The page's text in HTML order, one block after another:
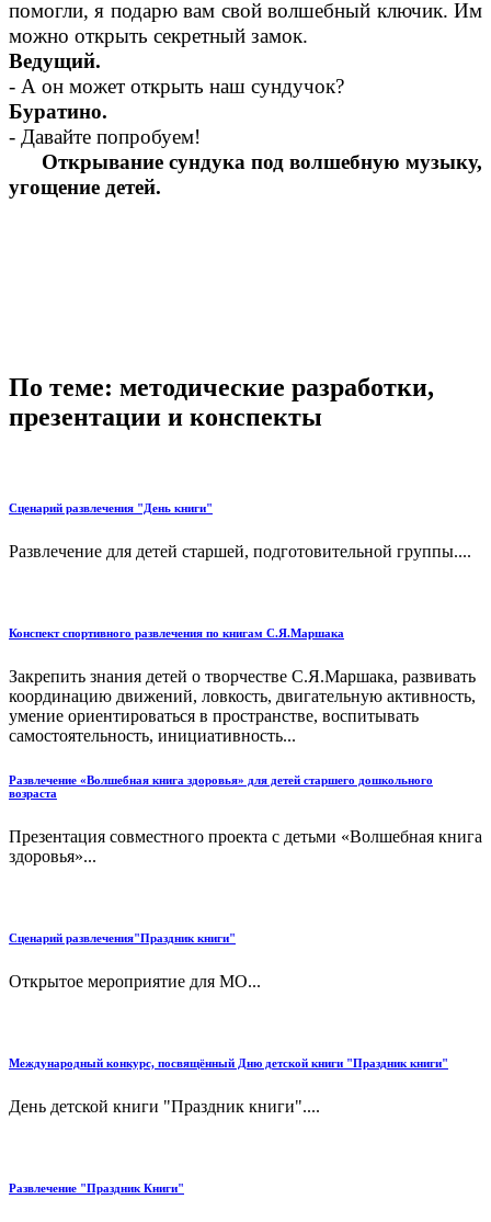
помогли, я подарю вам свой волшебный ключик. Им
можно открыть секретный замок.
Ведущий.
- А он может открыть наш сундучок?
Буратино.
- Давайте попробуем!
Открывание сундука под волшебную музыку,
угощение детей.
По теме: методические разработки,
презентации и конспекты
Сценарий развлечения "День книги"
Развлечение для детей старшей, подготовительной группы....
Конспект спортивного развлечения по книгам С.Я.Маршака
Закрепить знания детей о творчестве С.Я.Маршака, развивать
координацию движений, ловкость, двигательную активность,
умение ориентироваться в пространстве, воспитывать
самостоятельность, инициативность...
Развлечение «Волшебная книга здоровья» для детей старшего дошкольного
возраста
Презентация совместного проекта с детьми «Волшебная книга
здоровья»...
Сценарий развлечения"Праздник книги"
Открытое мероприятие для МО...
Международный конкурс, посвящённый Дню детской книги "Праздник книги"
День детской книги "Праздник книги"....
Развлечение "Праздник Книги"